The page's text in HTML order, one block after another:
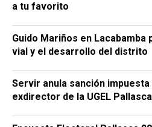
a tu favorito
Guido Mariños en
vial y el desarrollo del distrito
Servir anula sanción impuesta
exdirector de la UGEL Pallasca